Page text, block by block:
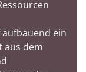
ein
aus dem